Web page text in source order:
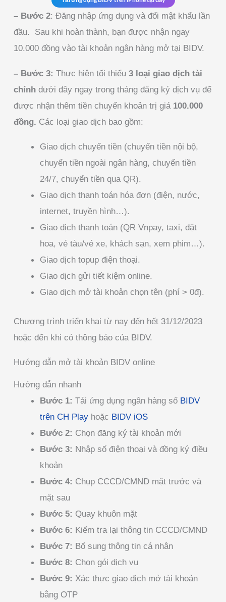
– Bước 2: Đăng nhập ứng dụng và đổi mật khẩu lần
đầu. Sau khi hoàn thành, bạn được nhận ngay
10.000 đồng vào tài khoản ngân hàng mở tại BIDV.
– Bước 3: Thực hiện tối thiểu 3 loại giao dịch tài
chínhdưới đây ngay trong tháng đăng ký dịch vụ để
được nhận thêm tiền chuyển khoản trị giá 100.000
đồng. Các loại giao dịch bao gồm:
Giao dịch chuyển tiền (chuyển tiền nội bộ,
chuyển tiền ngoài ngân hàng, chuyển tiền
24/7, chuyển tiền qua QR).
Giao dịch thanh toán hóa đơn (điện, nước,
internet, truyền hình…).
Giao dịch thanh toán (QR Vnpay, taxi, đặt
hoa, vé tàu/vé xe, khách sạn, xem phim…).
Giao dịch topup điện thoại.
Giao dịch gửi tiết kiệm online.
Giao dịch mở tài khoản chọn tên (phí > 0đ).
Chương trình triển khai từ nay đến hết 31/12/2023
hoặc đến khi có thông báo của BIDV.
Hướng dẫn mở tài khoản BIDV online
Hướng dẫn nhanh
Bước 1: Tải ứng dụng ngân hàng số BIDV
trên CH Playhoặc BIDV iOS
Bước 2: Chọn đăng ký tài khoản mới
Bước 3: Nhập số điện thoại và đồng ký điều
khoản
Bước 4: Chụp CCCD/CMND mặt trước và
mặt sau
Bước 5: Quay khuôn mặt
Bước 6: Kiểm tra lại thông tin CCCD/CMND
Bước 7: Bổ sung thông tin cá nhân
Bước 8: Chọn gói dịch vụ
Bước 9: Xác thực giao dịch mở tài khoản
bằng OTP